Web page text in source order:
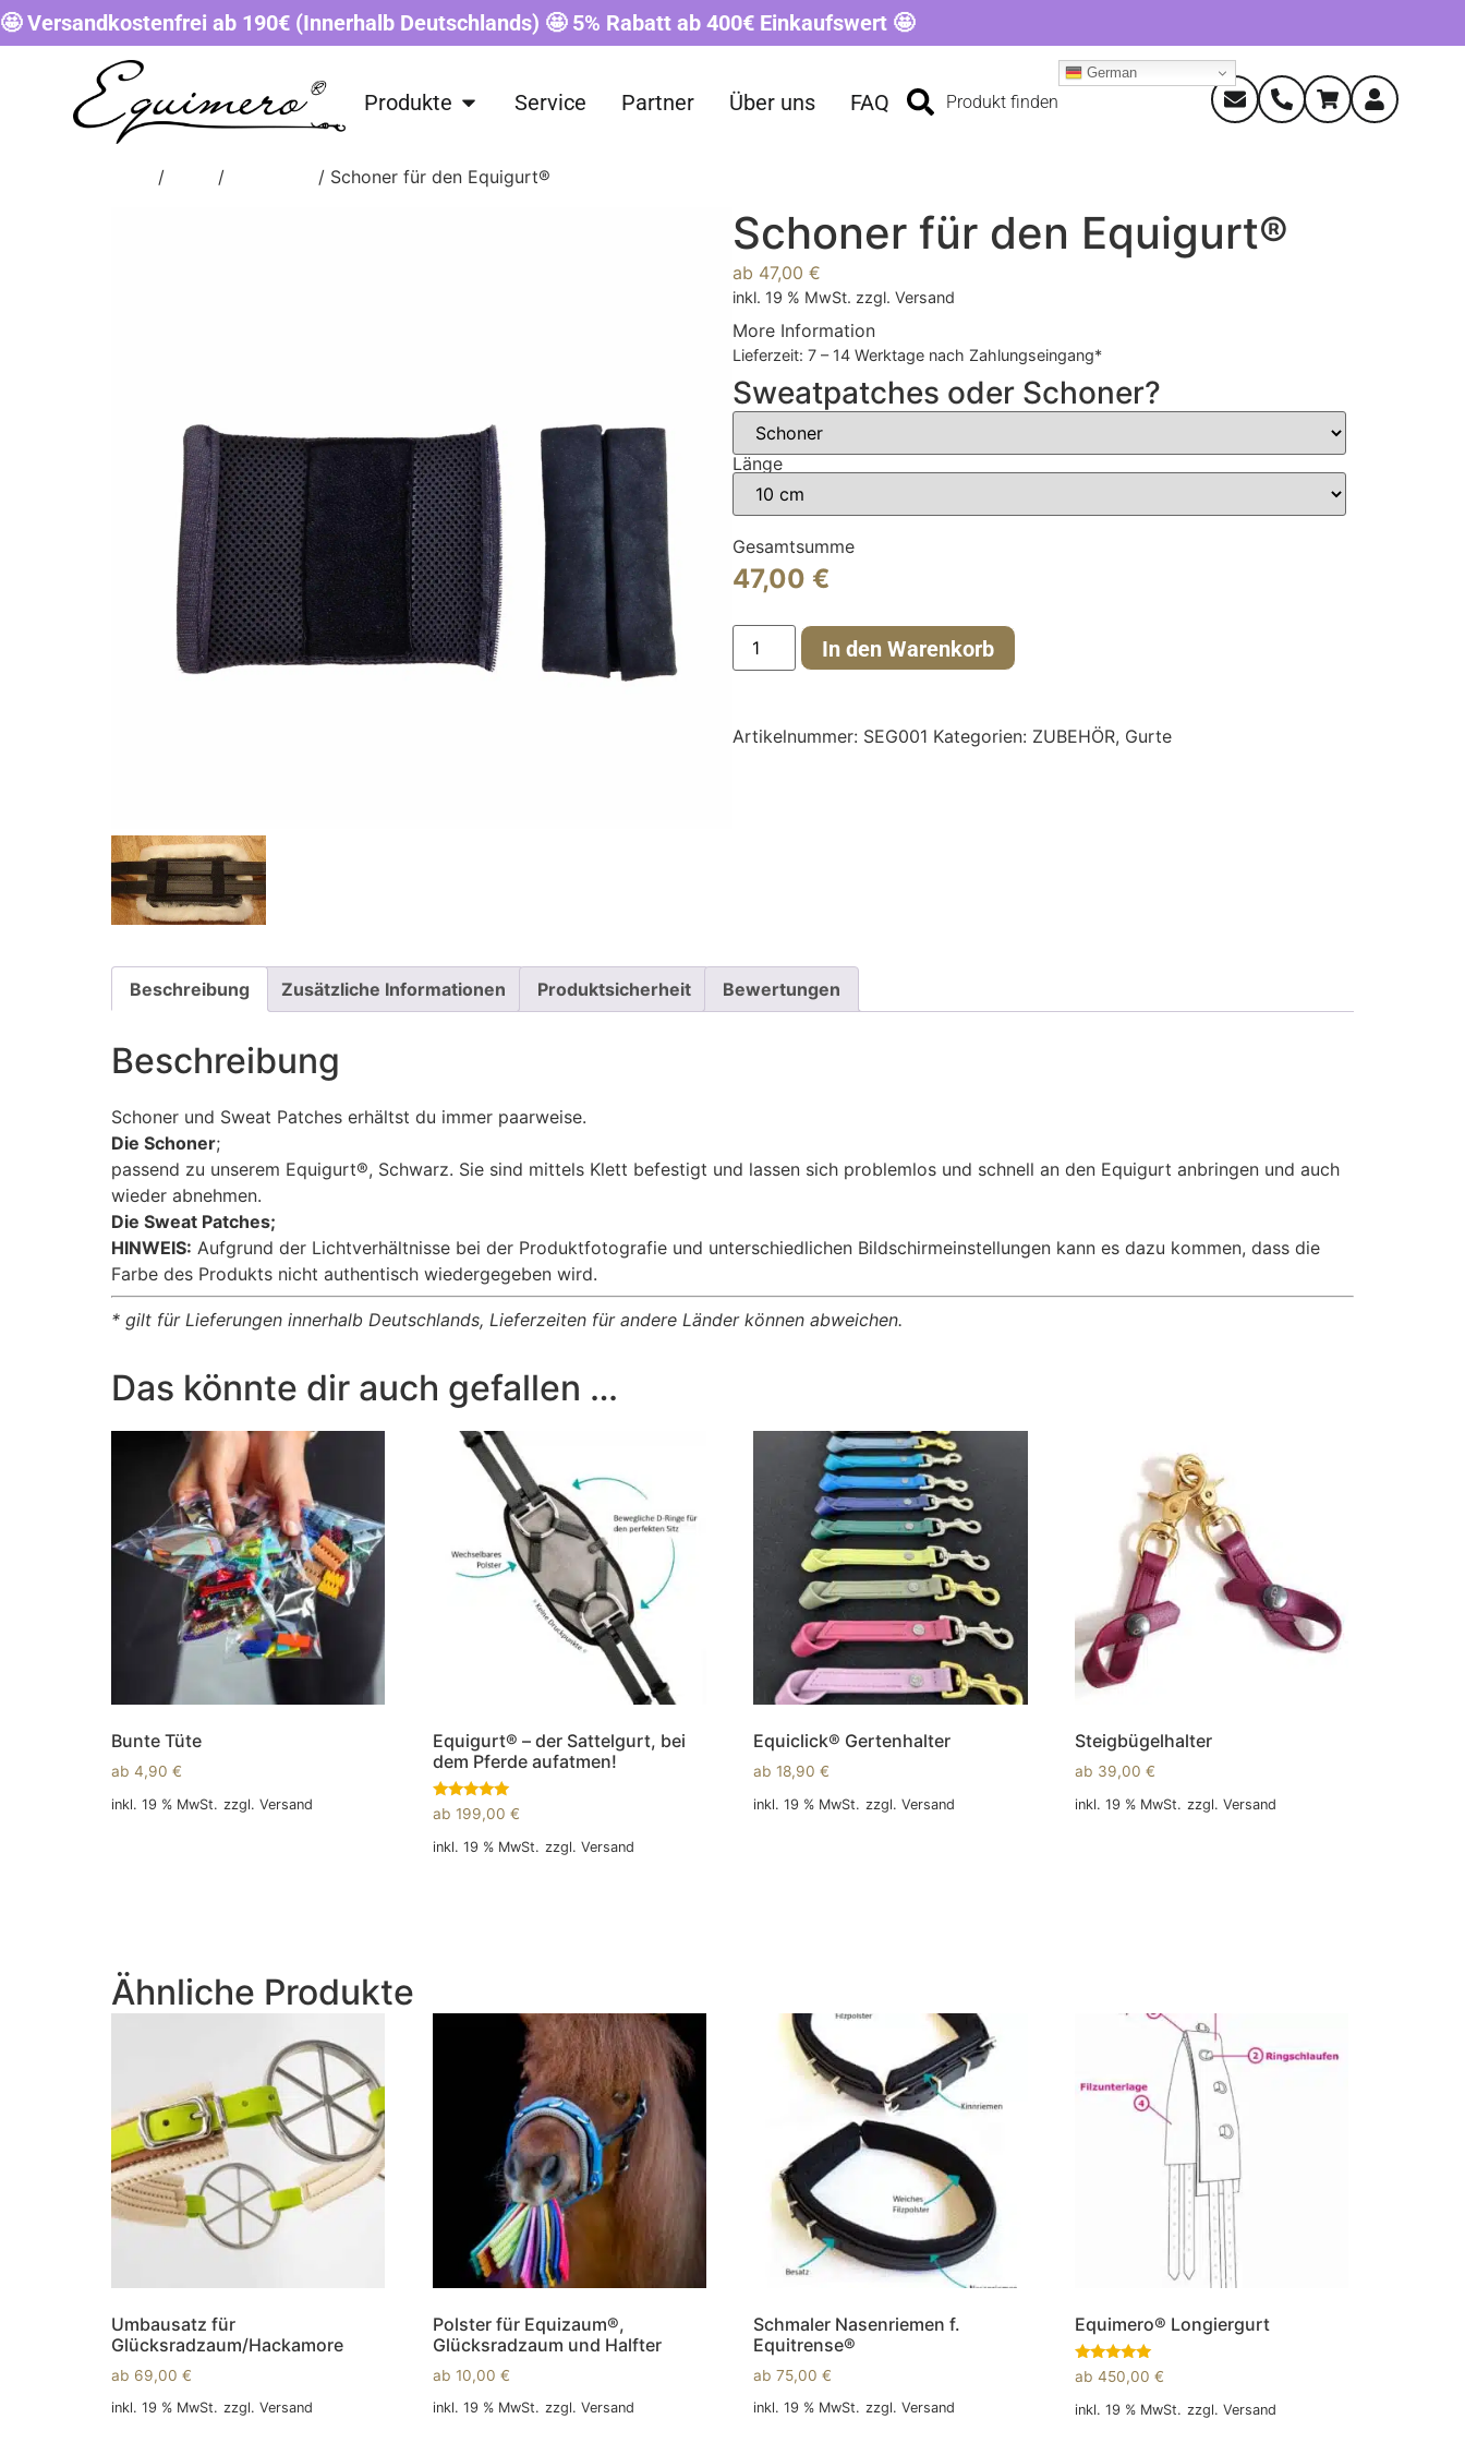
🤩 Versandkostenfrei ab 190€ (Innerhalb Deutschlands) 🤩 5% Rabatt ab 400€ Einkaufswert 🤩
Produkte Service Partner Über uns FAQ Produkt finden
German
/ / / Schoner für den Equigurt®
Schoner für den Equigurt®
ab 47,00 €
inkl. 19 % MwSt. zzgl. Versand
More Information
Lieferzeit: 7 – 14 Werktage nach Zahlungseingang*
Sweatpatches oder Schoner?
Länge
Gesamtsumme
47,00 €
In den Warenkorb
Artikelnummer: SEG001 Kategorien: ZUBEHÖR, Gurte
Beschreibung Zusätzliche Informationen Produktsicherheit Bewertungen
Beschreibung
Schoner und Sweat Patches erhältst du immer paarweise.
Die Schoner;
passend zu unserem Equigurt®, Schwarz. Sie sind mittels Klett befestigt und lassen sich problemlos und schnell an den Equigurt anbringen und auch
wieder abnehmen.
Die Sweat Patches;
HINWEIS: Aufgrund der Lichtverhältnisse bei der Produktfotografie und unterschiedlichen Bildschirmeinstellungen kann es dazu kommen, dass die
Farbe des Produkts nicht authentisch wiedergegeben wird.
* gilt für Lieferungen innerhalb Deutschlands, Lieferzeiten für andere Länder können abweichen.
Das könnte dir auch gefallen …
Bunte Tüte
ab 4,90 €
inkl. 19 % MwSt. zzgl. Versand
Equigurt® – der Sattelgurt, bei
dem Pferde aufatmen!
Bewertet
mit
5.00
von 5
ab 199,00 €
inkl. 19 % MwSt. zzgl. Versand
Equiclick® Gertenhalter
ab18,90€
inkl. 19 % MwSt. zzgl.Versand
Steigbügelhalter
ab 39,00€
inkl. 19 % MwSt. zzgl.Versand
Ähnliche Produkte
Umbausatz für
Glücksradzaum/Hackamore
ab 69,00 €
inkl. 19 % MwSt. zzgl. Versand
Polster für Equizaum®,
Glücksradzaum und Halfter
ab 10,00 €
inkl. 19 % MwSt. zzgl. Versand
Schmaler Nasenriemen f.
Equitrense®
ab75,00€
inkl. 19 % MwSt. zzgl.Versand
Equimero® Longiergurt
Bewertet
mit
5.00
von 5
ab450,00€
inkl. 19 % MwSt. zzgl.Versand